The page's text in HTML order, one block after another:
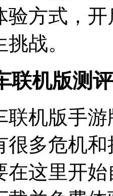
验方式，
战。
联机版测评
联机版手
很多危机
在这里开